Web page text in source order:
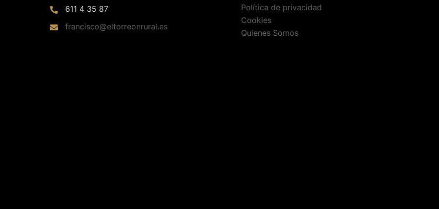
611 4 35 87
francisco@eltorreonrural.es
Política de privacidad
Cookies
Quienes Somos